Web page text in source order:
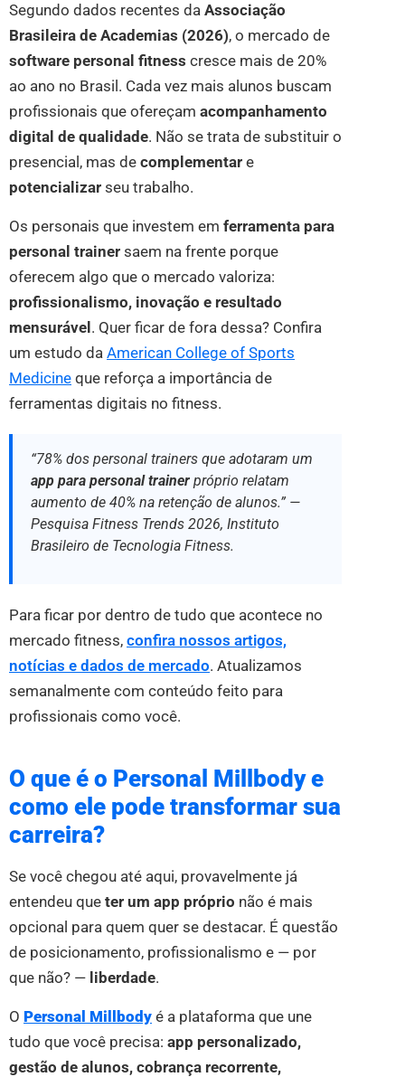
Segundo dados recentes da Associação
Brasileira de Academias (2026), o mercado de
software personal fitness cresce mais de 20%
ao ano no Brasil. Cada vez mais alunos buscam
profissionais que ofereçam acompanhamento
digital de qualidade. Não se trata de substituir o
presencial, mas de complementar e
potencializar seu trabalho.
Os personais que investem em ferramenta para
personal trainer saem na frente porque
oferecem algo que o mercado valoriza:
profissionalismo, inovação e resultado
mensurável. Quer ficar de fora dessa? Confira
um estudo da American College of Sports
Medicine que reforça a importância de
ferramentas digitais no fitness.
“78% dos personal trainers que adotaram um
app para personal trainer próprio relatam
aumento de 40% na retenção de alunos.” —
Pesquisa Fitness Trends 2026, Instituto
Brasileiro de Tecnologia Fitness.
Para ficar por dentro de tudo que acontece no
mercado fitness, confira nossos artigos,
notícias e dados de mercado. Atualizamos
semanalmente com conteúdo feito para
profissionais como você.
O que é o Personal Millbody e
como ele pode transformar sua
carreira?
Se você chegou até aqui, provavelmente já
entendeu que ter um app próprio não é mais
opcional para quem quer se destacar. É questão
de posicionamento, profissionalismo e — por
que não? — liberdade.
O Personal Millbody é a plataforma que une
tudo que você precisa: app personalizado,
gestão de alunos, cobrança recorrente,